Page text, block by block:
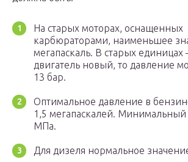
На старых моторах, оснащенных
карбюраторами, наименьшее
мегапаскаль. В старых единицах
двигатель новый, то давление
13 бар.
Оптимальное давление в
1,5 мегапаскалей. Минимальный
МПа.
Для дизеля нормальное